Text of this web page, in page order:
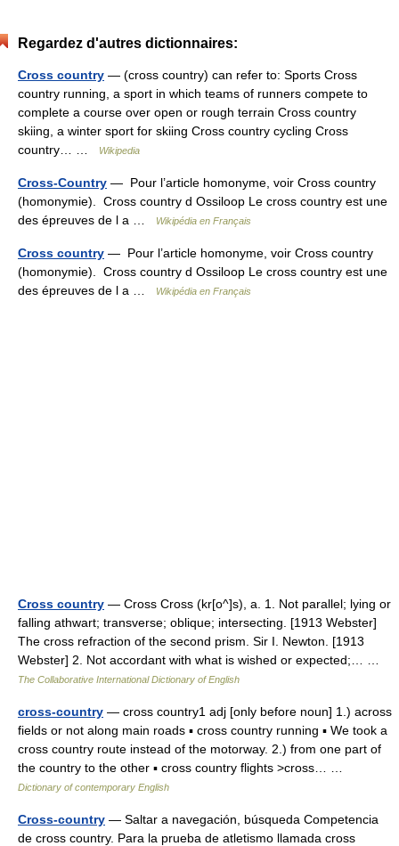
Regardez d'autres dictionnaires:
Cross country — (cross country) can refer to: Sports Cross
country running, a sport in which teams of runners compete to
complete a course over open or rough terrain Cross country
skiing, a winter sport for skiing Cross country cycling Cross
country… …
Wikipedia
Cross-Country — Pour l’article homonyme, voir Cross country
(homonymie). Cross country d Ossiloop Le cross country est une
des épreuves de l a …
Wikipédia en Français
Cross country — Pour l’article homonyme, voir Cross country
(homonymie). Cross country d Ossiloop Le cross country est une
des épreuves de l a …
Wikipédia en Français
Cross country — Cross Cross (kr[o^]s), a. 1. Not parallel; lying or
falling athwart; transverse; oblique; intersecting. [1913 Webster]
The cross refraction of the second prism. Sir I. Newton. [1913
Webster] 2. Not accordant with what is wished or expected;… …
The Collaborative International Dictionary of English
cross-country — cross country1 adj [only before noun] 1.) across
fields or not along main roads ▪ cross country running ▪ We took a
cross country route instead of the motorway. 2.) from one part of
the country to the other ▪ cross country flights >cross… …
Dictionary of contemporary English
Cross-country — Saltar a navegación, búsqueda Competencia
de cross country. Para la prueba de atletismo llamada cross